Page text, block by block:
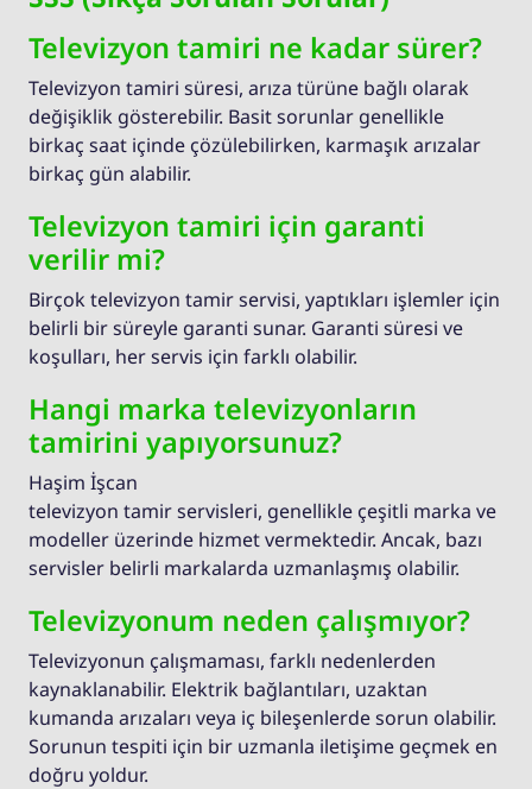
Televizyon tamiri ne kadar sürer?
Televizyon tamiri süresi, arıza türüne bağlı olarak
değişiklik gösterebilir. Basit sorunlar genellikle
birkaç saat içinde çözülebilirken, karmaşık arızalar
birkaç gün alabilir.
Televizyon tamiri için garanti
verilir mi?
Birçok televizyon tamir servisi, yaptıkları işlemler için
belirli bir süreyle garanti sunar. Garanti süresi ve
koşulları, her servis için farklı olabilir.
Hangi marka televizyonların
tamirini yapıyorsunuz?
Haşim İşcan
televizyon tamir servisleri, genellikle çeşitli marka ve
modeller üzerinde hizmet vermektedir. Ancak, bazı
servisler belirli markalarda uzmanlaşmış olabilir.
Televizyonum neden çalışmıyor?
Televizyonun çalışmaması, farklı nedenlerden
kaynaklanabilir. Elektrik bağlantıları, uzaktan
kumanda arızaları veya iç bileşenlerde sorun olabilir.
Sorunun tespiti için bir uzmanla iletişime geçmek en
doğru yoldur.